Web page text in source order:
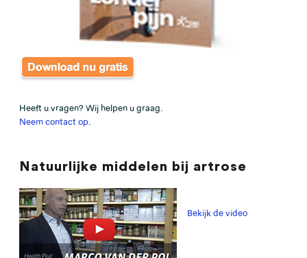
Heeft u vragen? Wij helpen u graag.
Neem contact op
Natuurlijke middelen bij artrose
Bekijk de video